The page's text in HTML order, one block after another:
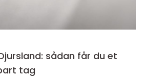
sådan får du et
tag